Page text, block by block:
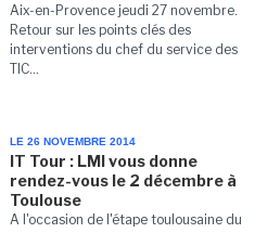
Aix-en-Provence jeudi 27 novembre.
Retour sur les points clés des
interventions du chef du service des
TIC...
LE 26 NOVEMBRE 2014
IT Tour : LMI vous donne
rendez-vous le 2 décembre à
Toulouse
A l'occasion de l'étape toulousaine du